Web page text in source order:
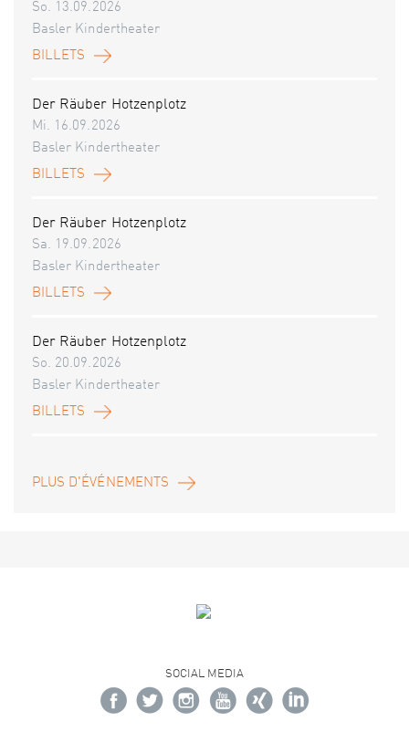
So. 13.09.2026
Basler Kindertheater
BILLETS
Der Räuber Hotzenplotz
Mi. 16.09.2026
Basler Kindertheater
BILLETS
Der Räuber Hotzenplotz
Sa. 19.09.2026
Basler Kindertheater
BILLETS
Der Räuber Hotzenplotz
So. 20.09.2026
Basler Kindertheater
BILLETS
PLUS D'ÉVÉNEMENTS
SOCIAL MEDIA